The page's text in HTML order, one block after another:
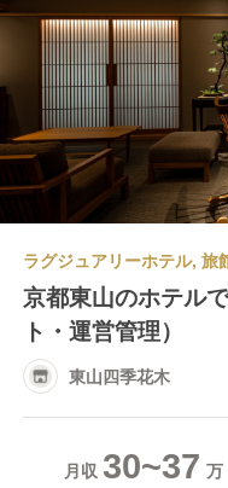
京都東山のホテル
ト・運営管理）
東山四季花木
月収 30~37